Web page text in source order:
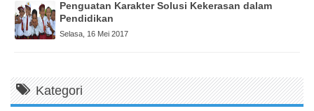
Penguatan Karakter Solusi Kekerasan dalam
Pendidikan
Selasa, 16 Mei 2017
Kategori